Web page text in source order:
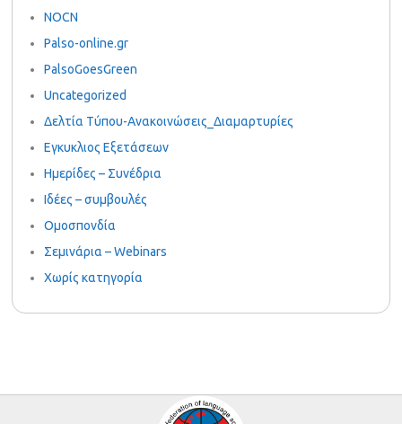
NOCN
Palso-online.gr
PalsoGoesGreen
Uncategorized
Δελτία Τύπου-Ανακοινώσεις_Διαμαρτυρίες
Εγκυκλιος Εξετάσεων
Ημερίδες – Συνέδρια
Ιδέες – συμβουλές
Ομοσπονδία
Σεμινάρια – Webinars
Χωρίς κατηγορία